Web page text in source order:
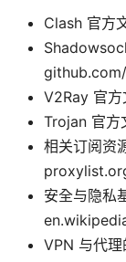
Clash 官方
V2Ray 官
Trojan 官
相关订阅资
安全与隐私
VPN 与代